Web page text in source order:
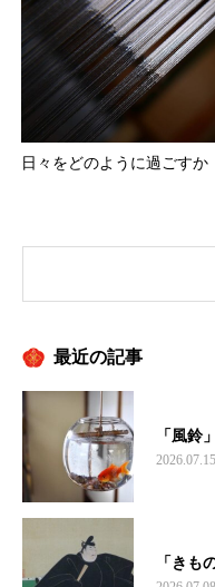
日々をどのように過ごすか
最近の記事
「風
2026.07.15
「きも